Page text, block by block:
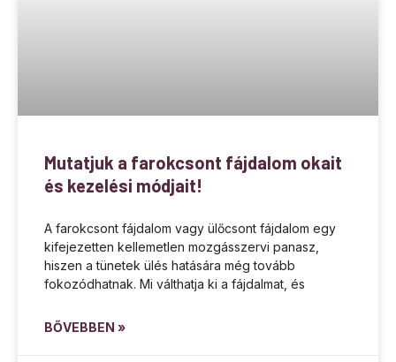
Mutatjuk a farokcsont fájdalom okait
és kezelési módjait!
A farokcsont fájdalom vagy ülőcsont fájdalom egy
kifejezetten kellemetlen mozgásszervi panasz,
hiszen a tünetek ülés hatására még tovább
fokozódhatnak. Mi válthatja ki a fájdalmat, és
BŐVEBBEN »